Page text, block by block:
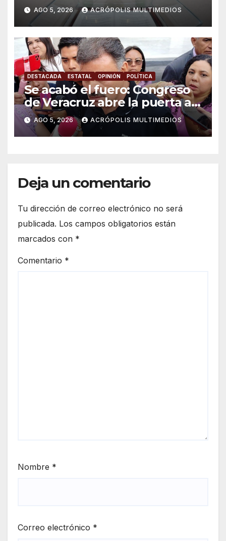
AGO 5, 2026 ACRÓPOLIS MULTIMEDIOS
DESTACADA ESTATAL OPINIÓN POLÍTICA
Se acabó el fuero: Congreso
de Veracruz abre la puerta a
proceso penal contra alcalde
de Úrsulo Galván
AGO 5, 2026 ACRÓPOLIS MULTIMEDIOS
Deja un comentario
Tu dirección de correo electrónico no será
publicada. Los campos obligatorios están
marcados con *
Comentario *
Nombre *
Correo electrónico *